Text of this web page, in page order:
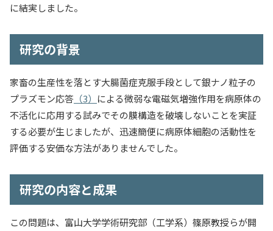
に結実しました。
研究の背景
家畜の生産性を落とす大腸菌症克服手段として銀ナノ粒子の
プラズモン応答 （3） による微弱な電磁気増強作用を病原体の
不活化に応用する試みでその膜構造を破壊しないことを実証
する必要が生じましたが、迅速簡便に病原体細胞の活動性を
評価する安価な方法がありませんでした。
研究の内容と成果
この問題は、富山大学学術研究部（工学系）篠原教授らが開